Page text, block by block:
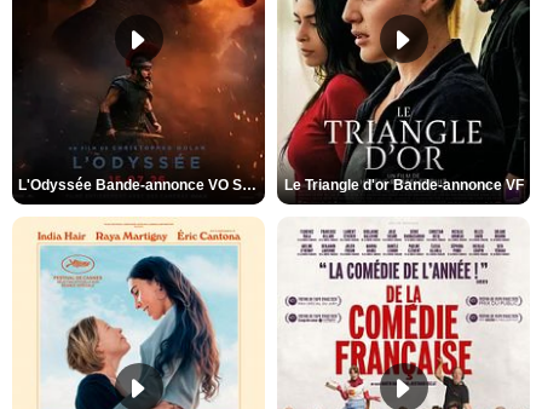
L'Odyssée Bande-annonce VO STFR Le Triangle d'or Bande-annonce VF